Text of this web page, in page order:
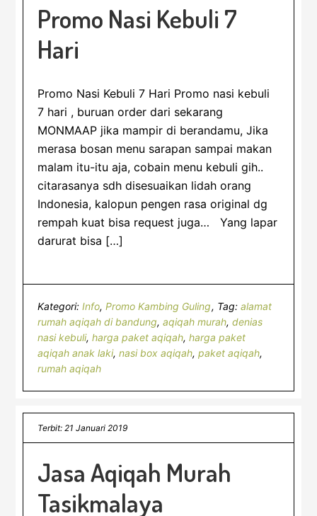
Promo Nasi Kebuli 7
Hari
Promo Nasi Kebuli 7 Hari Promo nasi kebuli
7 hari , buruan order dari sekarang
MONMAAP jika mampir di berandamu, Jika
merasa bosan menu sarapan sampai makan
malam itu-itu aja, cobain menu kebuli gih..
citarasanya sdh disesuaikan lidah orang
Indonesia, kalopun pengen rasa original dg
rempah kuat bisa request juga… Yang lapar
darurat bisa […]
Kategori:Info,Promo Kambing Guling Tag:alamat
rumah aqiqah di bandung,aqiqah murah,denias
nasi kebuli,harga paket aqiqah,harga paket
aqiqah anak laki,nasi box aqiqah,paket aqiqah,
rumah aqiqah
Terbit: 21 Januari 2019
Jasa Aqiqah Murah
Tasikmalaya